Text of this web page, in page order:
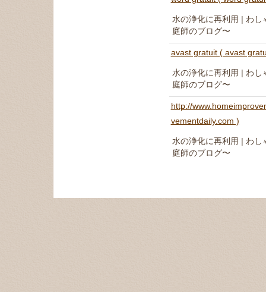
水の浄化に再利用 | わし
庭師のブログ〜
avast gratuit ( avast
水の浄化に再利用 | わし
庭師のブログ〜
http://
vementdaily.com )
水の浄化に再利用 | わし
庭師のブログ〜